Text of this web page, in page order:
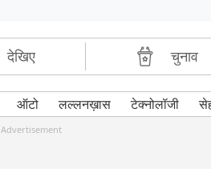
देखिए चुनाव
ऑटो लल्लनख़ास टेक्नोलॉजी
Advertisement